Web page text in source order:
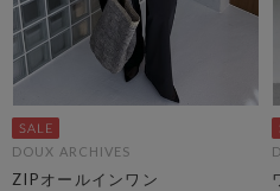
DOUX ARCHIVES
ZIPオールインワン